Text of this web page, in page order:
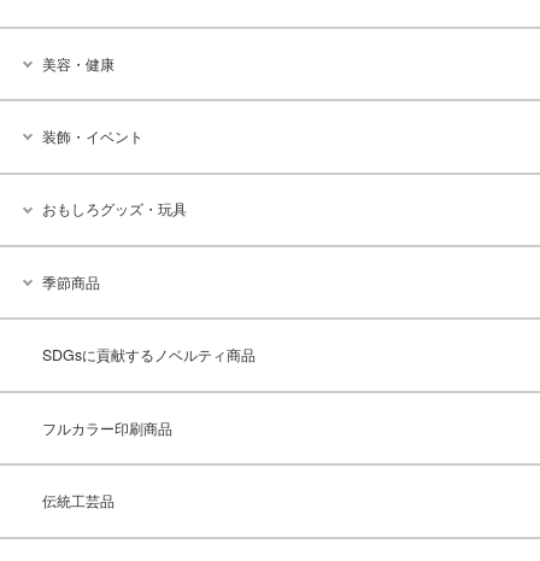
美容・健康
装飾・イベント
おもしろグッズ・玩具
季節商品
SDGsに貢献するノベルティ商品
フルカラー印刷商品
伝統工芸品